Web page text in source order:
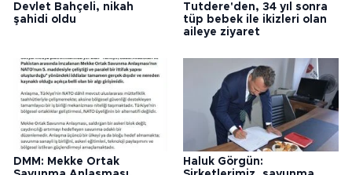
Devlet Bahçeli, nikah
şahidi oldu
Tutdere'den, 34 yıl sonra
tüp bebek ile ikizleri olan
aileye ziyaret
DMM: Mekke Ortak
Haluk Görgün: